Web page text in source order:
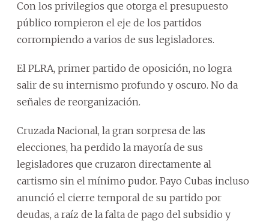
Con los privilegios que otorga el presupuesto
público rompieron el eje de los partidos
corrompiendo a varios de sus legisladores.
El PLRA, primer partido de oposición, no logra
salir de su internismo profundo y oscuro. No da
señales de reorganización.
Cruzada Nacional, la gran sorpresa de las
elecciones, ha perdido la mayoría de sus
legisladores que cruzaron directamente al
cartismo sin el mínimo pudor. Payo Cubas incluso
anunció el cierre temporal de su partido por
deudas, a raíz de la falta de pago del subsidio y